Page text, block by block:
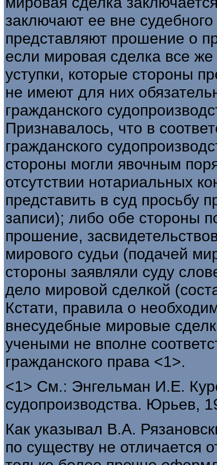
заключают ее вне
представляют прошение о
если мировая сделка все
уступки, которые стороны
не имеют для них
гражданского
Признавалось, что в
гражданского
стороны могли явочным
отсутствии нотариальных
представить в суд просьбу
записи); либо обе стороны
прошение,
мирового судьи (подачей
стороны заявляли суду
дело мировой сделкой
Кстати, правила о
внесудебные мировые
учеными не вполне
гражданского права <1>.
<1> См.: Энгельман И.Е.
судопроизводства. Юрьев,
Как указывал В.А.
по существу не отличается